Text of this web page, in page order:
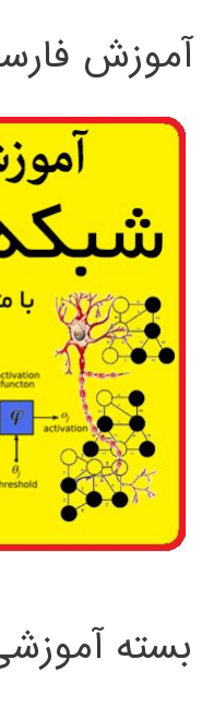
آموزش
بسته